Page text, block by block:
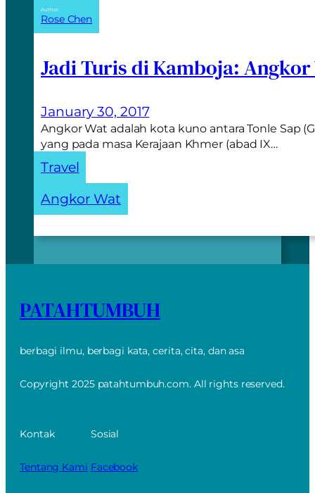
Author:
Rose Chen
Jadi Turis di Kamboja: Angkor
January 30, 2017
Angkor Wat adalah kota kuno antara Tonle Sap
yang pada masa Kerajaan Khmer (abad IX…
Travel
Angkor Wat
PATAHTUMBUH
berbagi ilmu, berbagi kata, cerita, cita, dan asa
Copyright 2025 patahtumbuh.com. All rights reserved.
Kontak
Tentang Kami
Sosial
Facebook